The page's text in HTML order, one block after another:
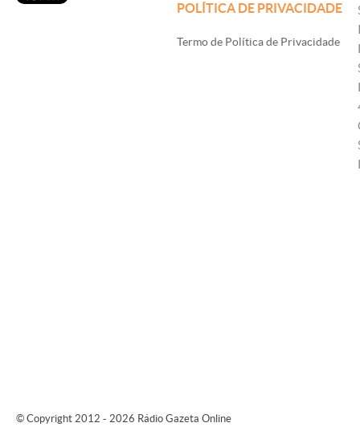
POLÍTICA DE PRIVACIDADE
Termo de Política de Privacidade
© Copyright 2012 - 2026 Rádio Gazeta Online